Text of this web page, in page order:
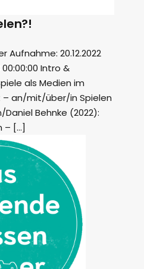
Aufnahme: 20.12.2022
00:00:00 Intro &
als Medien im
an/mit/über/in Spielen
Behnke (2022):
– […]